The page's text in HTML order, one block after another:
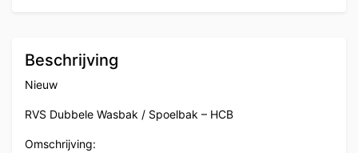
Beschrijving
Nieuw
RVS Dubbele Wasbak / Spoelbak – HCB
Omschrijving: